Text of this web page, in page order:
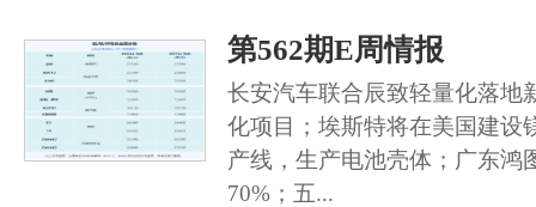
第562期E周情报
长安汽车联合辰致轻量化落地
化项目；埃斯特将在美国建设
产线，生产电池壳体；广东鸿
70%；五...